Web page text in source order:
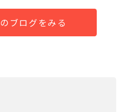
ブログをみる